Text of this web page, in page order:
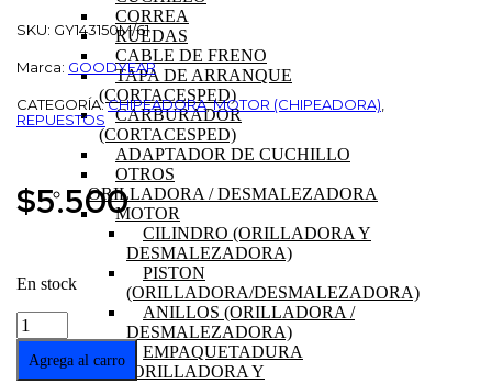
CORREA
RUEDAS
CABLE DE FRENO
TAPA DE ARRANQUE
(CORTACESPED)
CARBURADOR
(CORTACESPED)
ADAPTADOR DE CUCHILLO
OTROS
ORILLADORA / DESMALEZADORA
MOTOR
CILINDRO (ORILLADORA Y
DESMALEZADORA)
PISTON
(ORILLADORA/DESMALEZADORA)
ANILLOS (ORILLADORA /
DESMALEZADORA)
EMPAQUETADURA
(ORILLADORA Y
SKU: GY143150M/61
Marca: GOODYEAR
CATEGORÍA:CHIPEADORA,MOTOR (CHIPEADORA)
REPUESTOS
$5.500
En stock
JUNTA
DE
TAPA
VALVULAS
Agrega al carro